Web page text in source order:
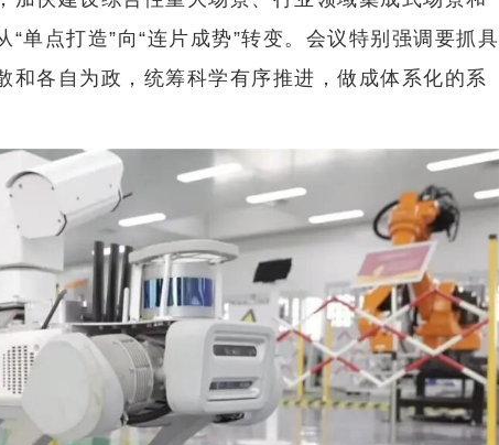
单点打造”向“连片成势”转变。会议特别强调要抓具
和各自为政，统筹科学有序推进，做成体系化的系